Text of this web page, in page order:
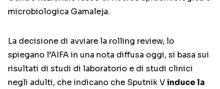
microbiologica Gamaleja.
La decisione di avviare la rolling review, lo
spiegano l’AIFA in una nota diffusa oggi, si basa sui
risultati di studi di laboratorio e di studi clinici
negli adulti, che indicano che Sputnik Vinduce la